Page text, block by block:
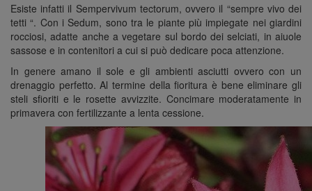
Esiste infatti il Sempervivum tectorum, ovvero il “sempre vivo dei
tetti “. Con i Sedum, sono tra le piante più impiegate nei giardini
rocciosi, adatte anche a vegetare sul bordo dei selciati, in aiuole
sassose e in contenitori a cui si può dedicare poca attenzione.
In genere amano il sole e gli ambienti asciutti ovvero con un
drenaggio perfetto. Al termine della fioritura è bene eliminare gli
steli sfioriti e le rosette avvizzite. Concimare moderatamente in
primavera con fertilizzante a lenta cessione.